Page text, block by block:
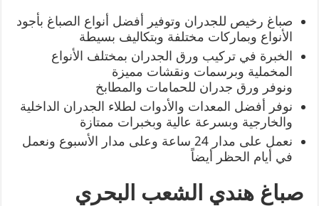
صباغ رخيص للجدران وتوفير أفضل أنواع الصباغ بأجود
الأنواع وبماركات مختلفة وبتكاليف بسيطة
الخبرة في تركيب ورق الجدران بمختلف الأنواع
المخملية وبرسمات ونقشات مميزة
ونوفر ورق جدران للحمامات والمطابخ
نوفر أفضل المعدات والأدوات لطلاء الجدران الداخلية
والخارجية وبسرعة عالية وبخبرات ممتازة
نعمل على مدار 24 ساعة وعلى مدار الأسبوع ونعمل
في أيام الحظر أيضاً
صباغ هندي الشعب البحري